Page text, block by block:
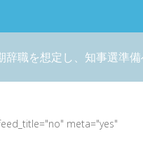
辞職を想定し、知事選準
meta="yes"